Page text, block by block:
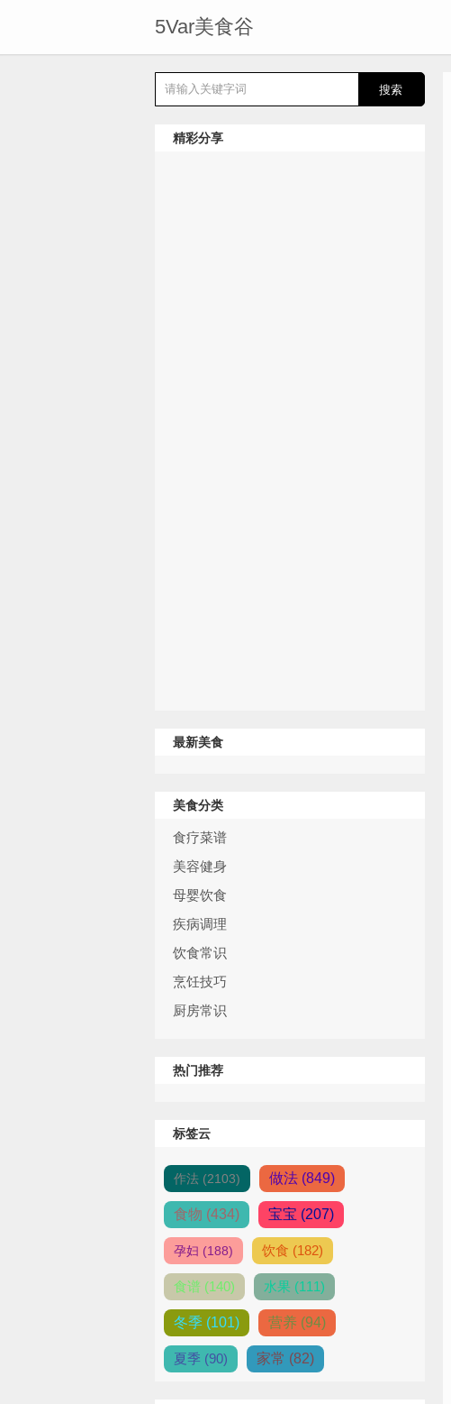
5Var美食谷
精彩分享
最新美食
美食分类
食疗菜谱
美容健身
母婴饮食
疾病调理
饮食常识
烹饪技巧
厨房常识
热门推荐
标签云
作法 (2103) 做法 (849)
食物 (434) 宝宝 (207)
孕妇 (188) 饮食 (182)
食谱 (140) 水果 (111)
冬季 (101) 营养 (94)
夏季 (90) 家常 (82)